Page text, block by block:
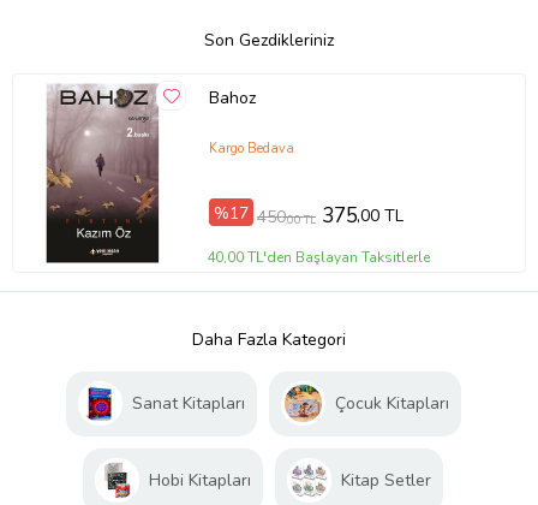
Son Gezdikleriniz
Bahoz
Kargo Bedava
%17 450,00 TL 375,00 TL
40,00 TL'den Başlayan Taksitlerle
Daha Fazla Kategori
Sanat Kitapları Çocuk Kitapları
Hobi Kitapları Kitap Setler